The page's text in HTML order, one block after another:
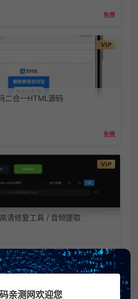
免费
二合一HTML源码
免费
清修复工具 / 音频提取
8.88猿币
亲测网欢迎您